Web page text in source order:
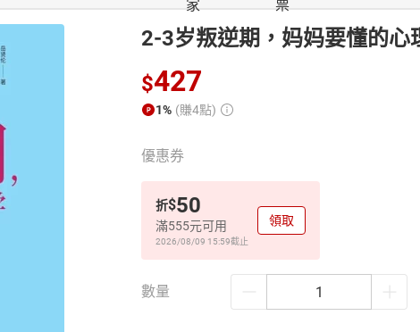
2-3岁叛逆期，妈妈要懂的心
$427
1% (賺4點)
優惠券
折$50
滿555元可用
2026/08/09 15:59截止
領取
數量